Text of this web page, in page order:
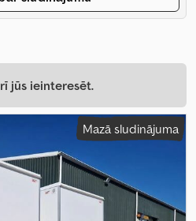
jūs ieinteresēt.
Mazā sludinājuma